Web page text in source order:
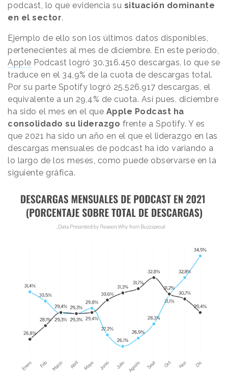
podcast, lo que evidencia su situación dominante
en el sector.
Ejemplo de ello son los últimos datos disponibles,
pertenecientes al mes de diciembre. En este período,
Apple Podcast logró 30.316.450 descargas, lo que se
traduce en el 34,9% de la cuota de descargas total.
Por su parte Spotify logró 25.526.917 descargas, el
equivalente a un 29,4% de cuota. Así pues, diciembre
ha sido el mes en el que Apple Podcast ha
consolidado su liderazgo frente a Spotify. Y es
que 2021 ha sido un año en el que el liderazgo en las
descargas mensuales de podcast ha ido variando a
lo largo de los meses, como puede observarse en la
siguiente gráfica.